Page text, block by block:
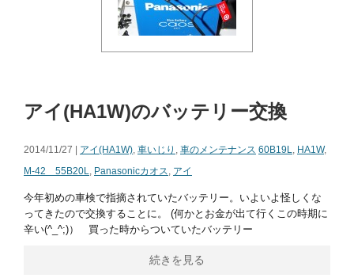
アイ(HA1W)のバッテリー交換
2014/11/27 | アイ(HA1W), 車いじり , 車のメンテナンス 60B19L, HA1W,
M-42 55B20L, Panasonicカオス, アイ
今年初めの車検で指摘されていたバッテリー。いよいよ怪しくな
ってきたので交換することに。 (何かとお金が出て行くこの時期に
辛い(^_^;)） 買った時からついていたバッテリー
続きを見る